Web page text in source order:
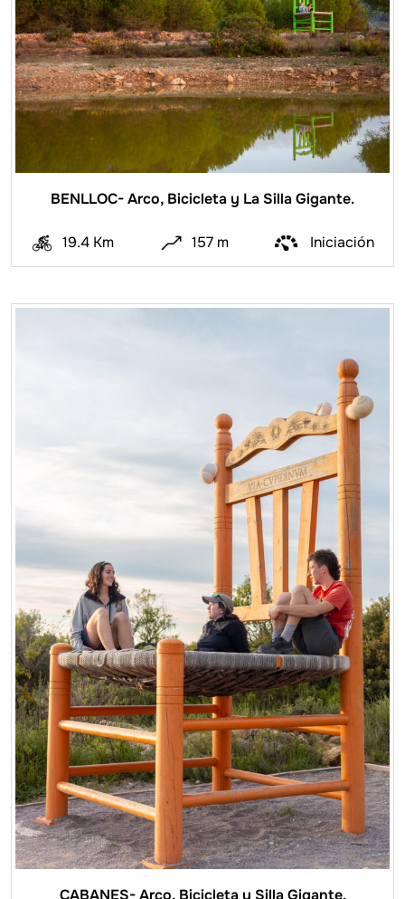
BENLLOC- Arco, Bicicleta y La Silla Gigante.
19.4 Km 157 m Iniciación
CABANES- Arco, Bicicleta y Silla Gigante.